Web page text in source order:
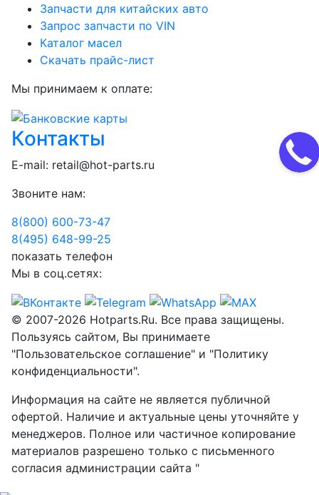
Запчасти для китайских авто
Запрос запчасти по VIN
Каталог масел
Скачать прайс-лист
Мы принимаем к оплате:
Контакты
E-mail: retail@hot-parts.ru
Звоните нам:
8(800) 600-73-47
8(495) 648-99-25
показать телефон
Мы в соц.сетях:
© 2007-2026 Hotparts.Ru. Все права защищены.
Пользуясь сайтом, Вы принимаете
"Пользовательское соглашение" и "Политику
конфиденциальности".
Информация на сайте не является публичной
офертой. Наличие и актуальные цены уточняйте у
менеджеров. Полное или частичное копирование
материалов разрешено только с письменного
согласия администрации сайта "